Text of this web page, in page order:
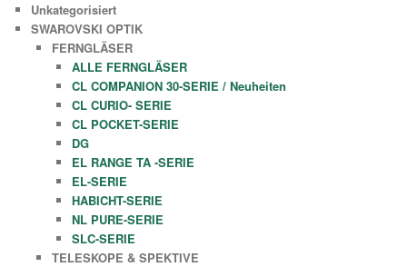
Unkategorisiert
SWAROVSKI OPTIK
FERNGLÄSER
ALLE FERNGLÄSER
CL COMPANION 30-SERIE / Neuheiten
CL CURIO- SERIE
CL POCKET-SERIE
DG
EL RANGE TA -SERIE
EL-SERIE
HABICHT-SERIE
NL PURE-SERIE
SLC-SERIE
TELESKOPE & SPEKTIVE